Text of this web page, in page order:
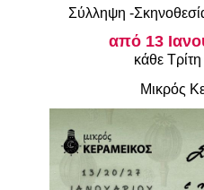
Είσοδος
Σύλληψη -
από 13
κάθε
Μικρός